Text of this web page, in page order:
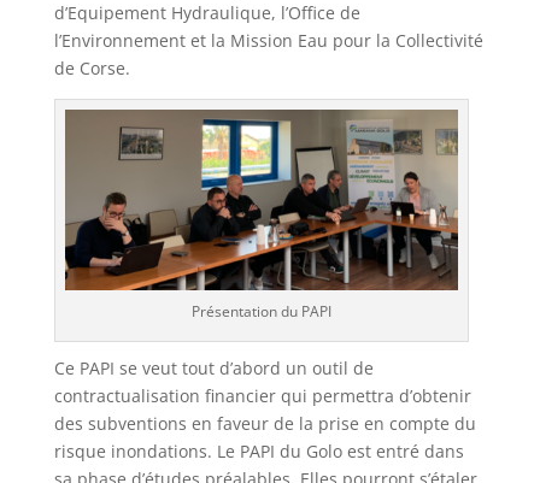
d’Equipement Hydraulique, l’Office de
l’Environnement et la Mission Eau pour la Collectivité
de Corse.
Présentation du PAPI
Ce PAPI se veut tout d’abord un outil de
contractualisation financier qui permettra d’obtenir
des subventions en faveur de la prise en compte du
risque inondations. Le PAPI du Golo est entré dans